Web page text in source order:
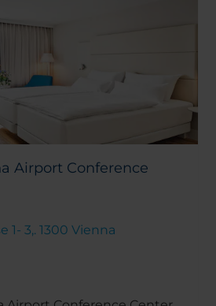
Airport Conference
1- 3,. 1300 Vienna